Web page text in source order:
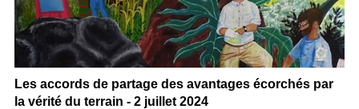
Les accords de partage des avantages écorchés par
la vérité du terrain - 2 juillet 2024